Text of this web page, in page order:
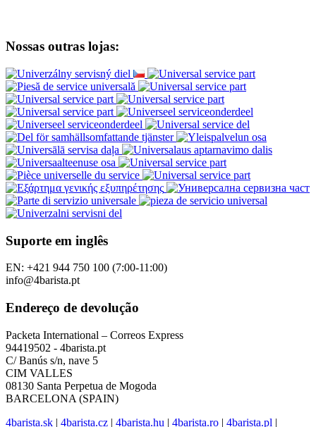
Nossas outras lojas:
Suporte em inglês
EN: +421 944 750 100 (7:00-11:00)
info@4barista.pt
Endereço de devolução
Packeta International – Correos Express
94419502 - 4barista.pt
C/ Banús s/n, nave 5
CIM VALLES
08130 Santa Perpetua de Mogoda
BARCELONA (SPAIN)
4barista.sk | 4barista.cz | 4barista.hu | 4barista.ro | 4barista.pl |